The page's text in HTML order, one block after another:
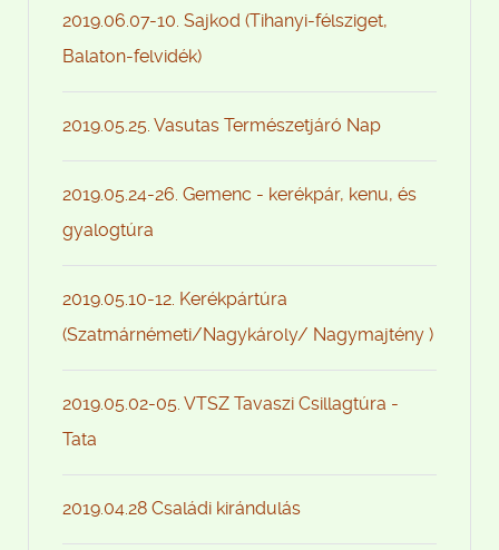
2019.06.07-10. Sajkod (Tihanyi-félsziget,
Balaton-felvidék)
2019.05.25. Vasutas Természetjáró Nap
2019.05.24-26. Gemenc - kerékpár, kenu, és
gyalogtúra
2019.05.10-12. Kerékpártúra
(Szatmárnémeti/Nagykároly/ Nagymajtény )
2019.05.02-05. VTSZ Tavaszi Csillagtúra -
Tata
2019.04.28 Családi kirándulás